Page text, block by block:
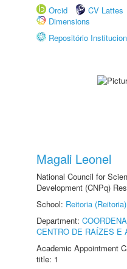
Orcid
CV Lattes
Dimensions
Repositório
Magali Leonel
National Council for
Development (CNPq)
School: Reitoria (Reitoria)
Department:
CENTRO DE RAÍZES E
Academic Appointment
title: 1